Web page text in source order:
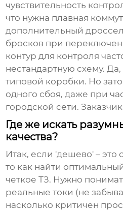
чувствительность
что нужна плавная
дополнительный
бросков при
контур для контроля
нестандартную схему.
типовой коробки. Но
одного сбоя, даже при
городской сети.
Где же искать
качества?
Итак, если 'дешево' –
то как найти
четкое ТЗ. Нужно
реальные токи (не
насколько критичен